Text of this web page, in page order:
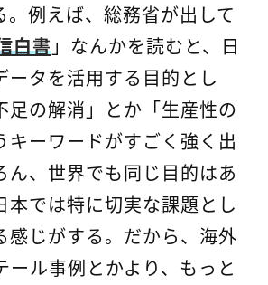
。例えば、総務省が出して
白書」なんかを読むと、日
ータを活用する目的とし
足の解消」とか「生産性の
キーワードがすごく強く出
ん、世界でも同じ目的はあ
本では特に切実な課題とし
感じがする。だから、海外
ール事例とかより、もっと